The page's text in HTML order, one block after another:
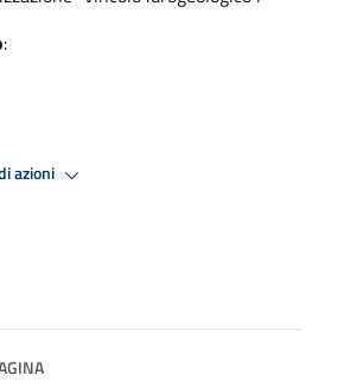
:
azioni